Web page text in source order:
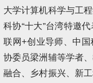
大学计算机科学与工
科协“十大”台湾特邀
联网+创业导师、中
协委员梁洲辅等学者
融合、乡村振兴、新